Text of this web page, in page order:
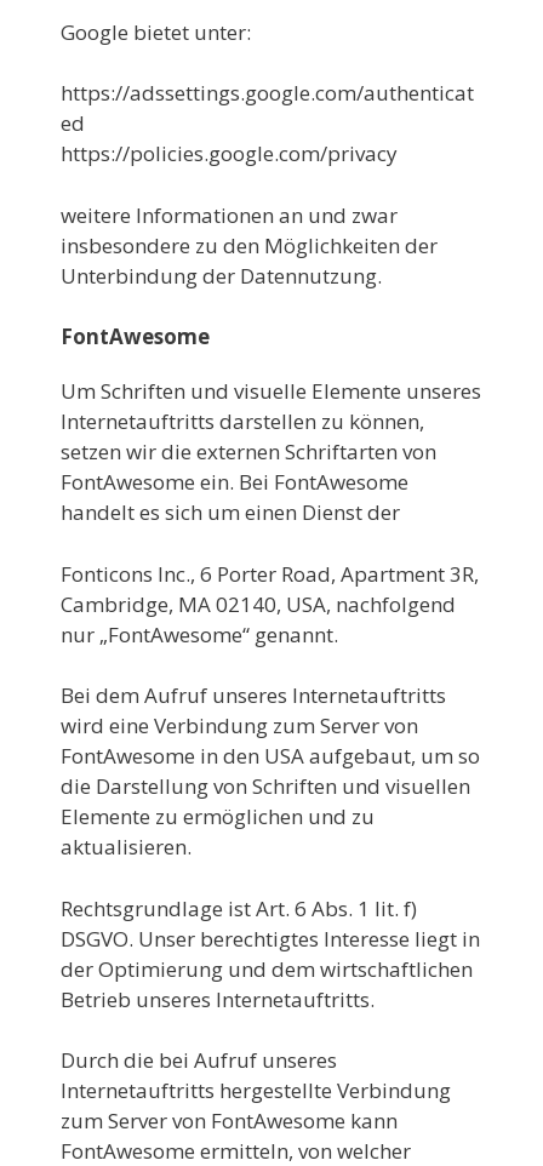
Google bietet unter:
https://adssettings.google.com/authenticat
ed
https://policies.google.com/privacy
weitere Informationen an und zwar
insbesondere zu den Möglichkeiten der
Unterbindung der Datennutzung.
FontAwesome
Um Schriften und visuelle Elemente unseres
Internetauftritts darstellen zu können,
setzen wir die externen Schriftarten von
FontAwesome ein. Bei FontAwesome
handelt es sich um einen Dienst der
Fonticons Inc., 6 Porter Road, Apartment 3R,
Cambridge, MA 02140, USA, nachfolgend
nur „FontAwesome“ genannt.
Bei dem Aufruf unseres Internetauftritts
wird eine Verbindung zum Server von
FontAwesome in den USA aufgebaut, um so
die Darstellung von Schriften und visuellen
Elemente zu ermöglichen und zu
aktualisieren.
Rechtsgrundlage ist Art. 6 Abs. 1 lit. f)
DSGVO. Unser berechtigtes Interesse liegt in
der Optimierung und dem wirtschaftlichen
Betrieb unseres Internetauftritts.
Durch die bei Aufruf unseres
Internetauftritts hergestellte Verbindung
zum Server von FontAwesome kann
FontAwesome ermitteln, von welcher